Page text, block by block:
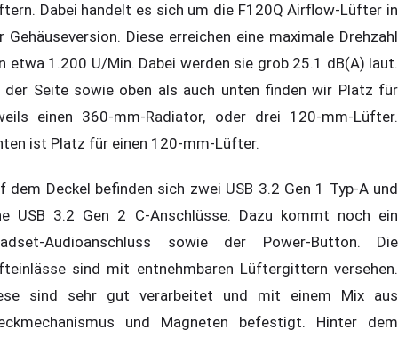
Dabei handelt es sich um die F120Q Airflow-Lüfter in
Gehäuseversion. Diese erreichen eine maximale Drehzahl
etwa 1.200 U/Min. Dabei werden sie grob 25.1 dB(A) laut.
der Seite sowie oben als auch unten finden wir Platz für
einen 360-mm-Radiator, oder drei 120-mm-Lüfter.
ist Platz für einen 120-mm-Lüfter.
dem Deckel befinden sich zwei USB 3.2 Gen 1 Typ-A und
USB 3.2 Gen 2 C-Anschlüsse. Dazu kommt noch ein
Audioanschluss sowie der Power-Button. Die
sind mit entnehmbaren Lüftergittern versehen.
sind sehr gut verarbeitet und mit einem Mix aus
und Magneten befestigt. Hinter dem